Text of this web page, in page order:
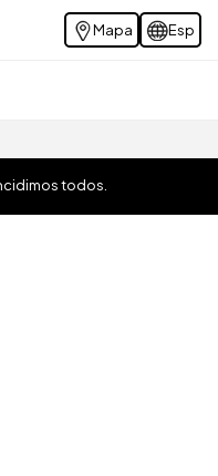
Mapa Esp
todos.